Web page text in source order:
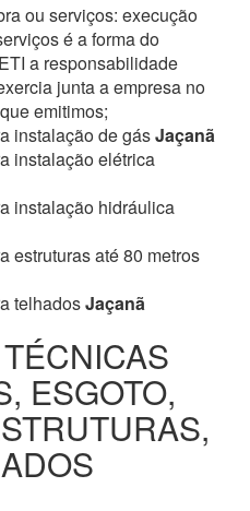
ou serviços: execução
é a forma do
a responsabilidade
junta a empresa no
emitimos;
instalação de gásJaçanã
instalação elétrica
instalação hidráulica
estruturas até 80 metros
telhadosJaçanã
ESGOTO,